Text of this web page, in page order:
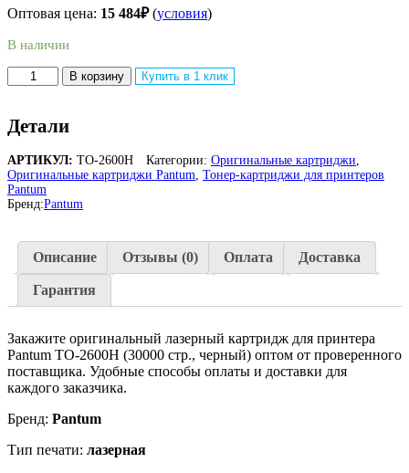
Оптовая цена: 15 484₽(условия)
В наличии
Количество
товара
лазерный
картридж
Pantum
TO-
2600H
для
BM330ADN,
BM420ADN
В корзину Купить в 1 клик
Детали
АРТИКУЛ: TO-2600H Категории: Оригинальные картриджи,
Оригинальные картриджи Pantum, Тонер-картриджи для принтеров
Pantum
Бренд:Pantum
Описание Отзывы (0) Оплата Доставка
Гарантия
Закажите оригинальный лазерный картридж для принтера
Pantum TO-2600H (30000 стр., черный) оптом от проверенного
поставщика. Удобные способы оплаты и доставки для
каждого заказчика.
Бренд: Pantum
Тип печати: лазерная